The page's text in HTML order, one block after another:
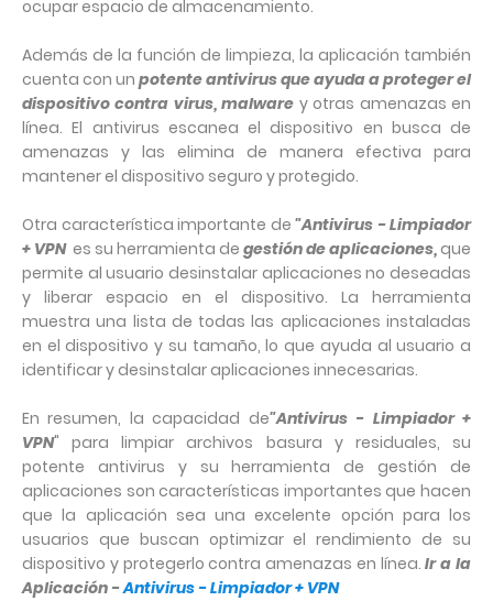
ocupar espacio de almacenamiento.
Además de la función de limpieza, la aplicación también
cuenta con un potente antivirus que ayuda a proteger el
dispositivo contra virus, malware y otras amenazas en
línea. El antivirus escanea el dispositivo en busca de
amenazas y las elimina de manera efectiva para
mantener el dispositivo seguro y protegido.
Otra característica importante de "Antivirus - Limpiador
+ VPN es su herramienta de gestión de aplicaciones, que
permite al usuario desinstalar aplicaciones no deseadas
y liberar espacio en el dispositivo. La herramienta
muestra una lista de todas las aplicaciones instaladas
en el dispositivo y su tamaño, lo que ayuda al usuario a
identificar y desinstalar aplicaciones innecesarias.
En resumen, la capacidad de"Antivirus - Limpiador +
VPN" para limpiar archivos basura y residuales, su
potente antivirus y su herramienta de gestión de
aplicaciones son características importantes que hacen
que la aplicación sea una excelente opción para los
usuarios que buscan optimizar el rendimiento de su
dispositivo y protegerlo contra amenazas en línea.Ir a la
Aplicación -Antivirus - Limpiador + VPN